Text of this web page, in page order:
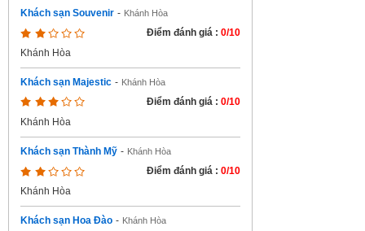
Khách sạn Souvenir - Khánh Hòa
Điểm đánh giá : 0/10
Khánh Hòa
Khách sạn Majestic - Khánh Hòa
Điểm đánh giá : 0/10
Khánh Hòa
Khách sạn Thành Mỹ - Khánh Hòa
Điểm đánh giá : 0/10
Khánh Hòa
Khách sạn Hoa Đào - Khánh Hòa